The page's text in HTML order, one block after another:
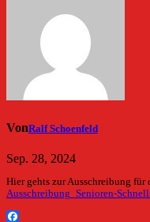
VonRalf Schoenfeld
Sep. 28, 2024
Hier gehts zur Ausschreibung
Ausschreibung_Senioren-